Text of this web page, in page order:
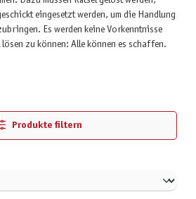
eingesetzt werden, um die Handlung
Es werden keine Vorkenntnisse
zu können: Alle können es schaffen.
Produkte filtern